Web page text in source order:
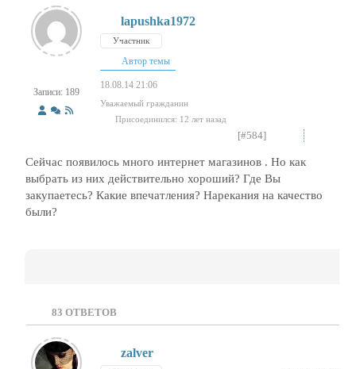
Записи: 189
lapushka1972
Участник
Автор темы
18.08.14 21:06
Уважаемый гражданин
Присоединился: 12 лет назад
[#584]
Сейчас появилось много интернет магазинов . Но как
выбрать из них действительно хороший? Где Вы
закупаетесь? Какие впечатления? Нарекания на качество
были?
83 ОТВЕТОВ
zalver